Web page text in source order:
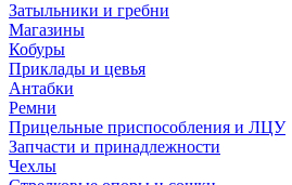
Затыльники и гребни
Магазины
Кобуры
Приклады и цевья
Антабки
Ремни
Прицельные приспособления и ЛЦУ
Запчасти и принадлежности
Чехлы